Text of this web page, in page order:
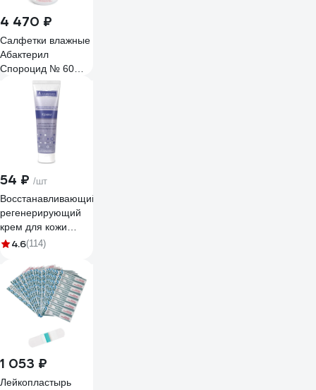
4 470 ₽
Салфетки влажные
Абактерил
Спороцид № 60
12*18 см, в банке,
15 шт. САЛ-В-54
54 ₽ /шт
Восстанавливающий
регенерирующий
крем для кожи
АЛИРАНТА 100мл
4.6(114)
1 053 ₽
Лейкопластырь